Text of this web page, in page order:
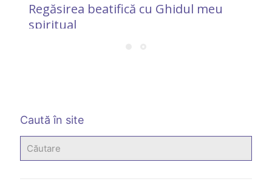
Regăsirea beatifică cu Ghidul meu
spiritual
Caută în site